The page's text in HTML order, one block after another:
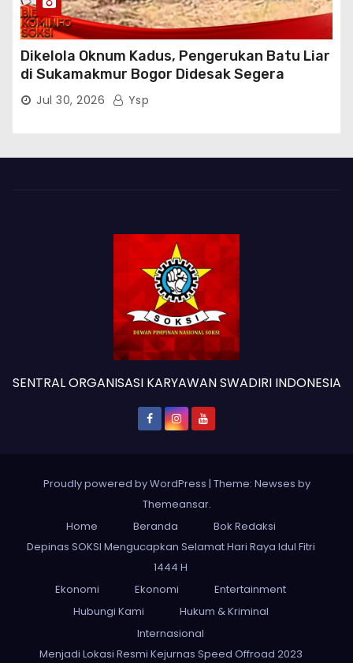
Dikelola Oknum Kadus, Pengerukan Batu Liar
di Sukamakmur Bogor Didesak Segera
Ditindak Hukum
Jul 30, 2026 Ysp
SENTRAL ORGANISASI KARYAWAN SWADIRI INDONESIA
Proudly powered by WordPress | Theme: Newses by
Themeansar.
Home
Beranda
Bok Redaksi
Depinas SOKSI Mengucapkan Selamat Hari Raya Idul Fitri
1444 H
Ekonomi
Ekonomi
Entertainment
Hubungi Kami
Hukum & Kriminal
Internasional
Menjadi Lokasi Resmi Kejurnas Speed Offroad 2023